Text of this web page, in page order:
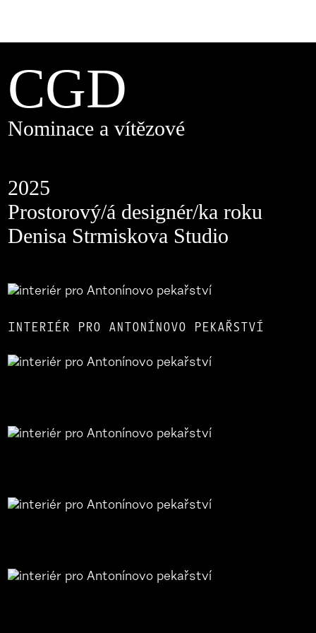
CGD
Nominace a vítězové
2025
Prostorový/á designér/ka roku
Denisa Strmiskova Studio
INTERIÉR PRO ANTONÍNOVO PEKAŘSTVÍ